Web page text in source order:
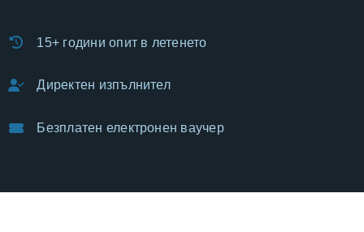
15+ години опит в летенето
Директен изпълнител
Безплатен електронен ваучер